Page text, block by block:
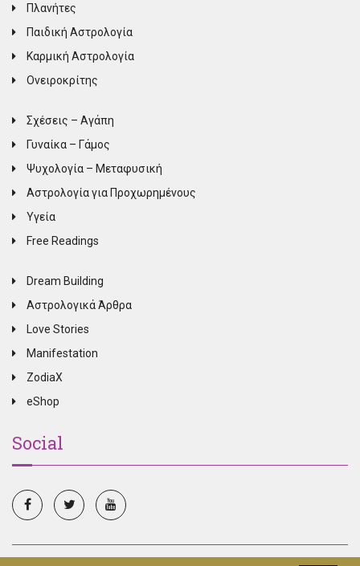
Πλανήτες
Παιδική Αστρολογία
Καρμική Αστρολογία
Ονειροκρίτης
Σχέσεις – Αγάπη
Γυναίκα – Γάμος
Ψυχολογία – Μεταφυσική
Αστρολογία για Προχωρημένους
Υγεία
Free Readings
Dream Building
Αστρολογικά Άρθρα
Love Stories
Manifestation
ZodiaX
eShop
Social